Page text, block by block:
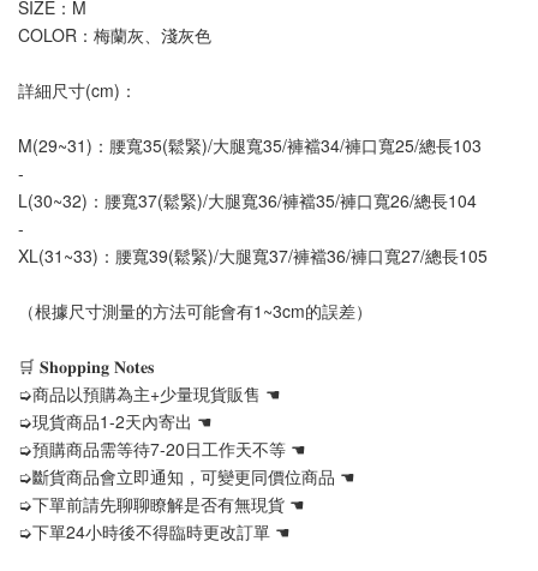
SIZE：M
COLOR：梅蘭灰、淺灰色
詳細尺寸(cm)：
M(29~31)：腰寬35(鬆緊)/大腿寬35/褲襠34/褲口寬25/總長103
-
L(30~32)：腰寬37(鬆緊)/大腿寬36/褲襠35/褲口寬26/總長104
-
XL(31~33)：腰寬39(鬆緊)/大腿寬37/褲襠36/褲口寬27/總長105
（根據尺寸測量的方法可能會有1~3cm的誤差）
🛒 𝐒𝐡𝐨𝐩𝐩𝐢𝐧𝐠 𝐍𝐨𝐭𝐞𝐬
➭商品以預購為主+少量現貨販售 ☚
➭現貨商品1-2天內寄出 ☚
➭預購商品需等待7-20日工作天不等 ☚
➭斷貨商品會立即通知，可變更同價位商品 ☚
➭下單前請先聊聊瞭解是否有無現貨 ☚
➭下單24小時後不得臨時更改訂單 ☚